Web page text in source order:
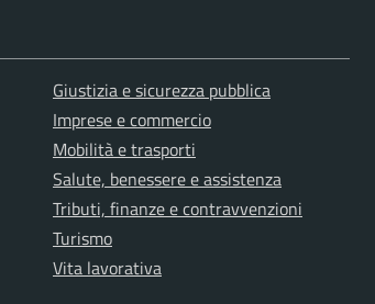
Giustizia e sicurezza pubblica
Imprese e commercio
Mobilità e trasporti
Salute, benessere e assistenza
Tributi, finanze e contravvenzioni
Turismo
Vita lavorativa